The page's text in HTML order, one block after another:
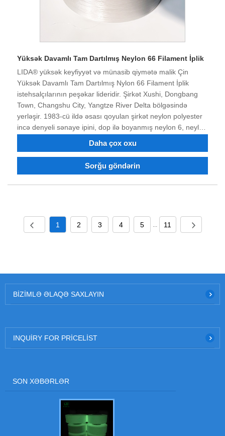
Yüksək Davamlı Tam Dartılmış Neylon 66 Filament İplik
LIDA® yüksək keyfiyyət və münasib qiymətə malik Çin
Yüksək Davamlı Tam Dartılmış Nylon 66 Filament İplik
istehsalçılarının peşəkar lideridir. Şirkət Xushi, Dongbang
Town, Changshu City, Yangtze River Delta bölgəsində
yerləşir. 1983-cü ildə əsası qoyulan şirkət neylon polyester
incə denyeli sənaye ipini, dop ilə boyanmış neylon 6, neylon
təkrar emal edilmiş neylon polyester filamentini birləşdirən
iplik sifariş edə bilərsiniz. 40 illik mübarizə və texnoloji
Daha çox oxu
Sorğu göndərin
1 2 3 4 5 ... 11
BIZIMLƏ ƏLAQƏ SAXLAYIN
INQUIRY FOR PRICELIST
SON XƏBƏRLƏR